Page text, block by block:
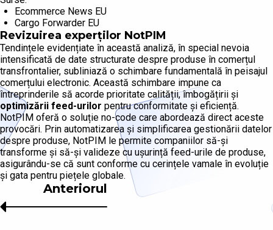
Ecommerce News EU
Cargo Forwarder EU
Revizuirea experților NotPIM
Tendințele evidențiate în această analiză, în special nevoia
intensificată de date structurate despre produse în comerțul
transfrontalier, subliniază o schimbare fundamentală în peisajul
comerțului electronic. Această schimbare impune ca
întreprinderile să acorde prioritate calității, îmbogățirii și
optimizării feed-urilor pentru conformitate și eficiență.
NotPIM oferă o soluție no-code care abordează direct aceste
provocări. Prin automatizarea și simplificarea gestionării datelor
despre produse, NotPIM le permite companiilor să-și
transforme și să-și valideze cu ușurință feed-urile de produse,
asigurându-se că sunt conforme cu cerințele vamale în evoluție
și gata pentru piețele globale.
Anteriorul